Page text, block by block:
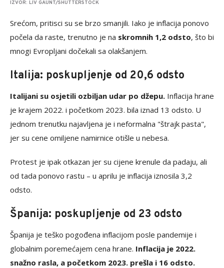
IZVOR: LIV GAUNT/SHUTTERSTOCK
Srećom, pritisci su se brzo smanjili. Iako je inflacija ponovo
počela da raste, trenutno je na skromnih 1,2 odsto, što bi
mnogi Evropljani dočekali sa olakšanjem.
Italija: poskupljenje od 20,6 odsto
Italijani su osjetili ozbiljan udar po džepu. Inflacija hrane
je krajem 2022. i početkom 2023. bila iznad 13 odsto. U
jednom trenutku najavljena je i neformalna "štrajk pasta",
jer su cene omiljene namirnice otišle u nebesa.
Protest je ipak otkazan jer su cijene krenule da padaju, ali
od tada ponovo rastu – u aprilu je inflacija iznosila 3,2
odsto.
Španija: poskupljenje od 23 odsto
Španija je teško pogođena inflacijom posle pandemije i
globalnim poremećajem cena hrane. Inflacija je 2022.
snažno rasla, a početkom 2023. prešla i 16 odsto.